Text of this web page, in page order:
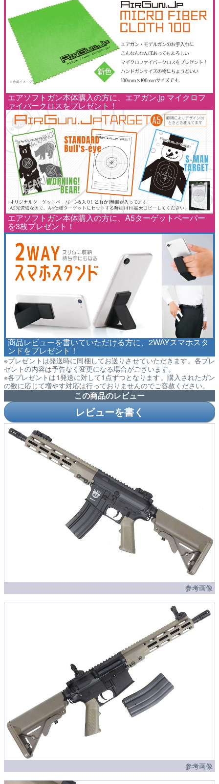
エアソフトガン本体購入の方に、エアガン.jp マイクロフ
ァイバークロスをプレゼント！
エアソフトガン本体購入の方に、A5ターゲットペーパー
を3枚プレゼント！
商品レビューを書いていただける方に、2WAYスマホスタ
ンドをプレゼント！
※プレゼントは発送時に同梱してお送りさせていただきます。各プレ
ゼントの内容は予告なく変更になる場合がございます。
※各プレゼントは1発送に対して1点ずつとなります。購入されたガン
の数に応じて増やす対応は行っておりませんのでご容赦ください。
この商品のレビュー
レビューを書く
参考画像
参考画像